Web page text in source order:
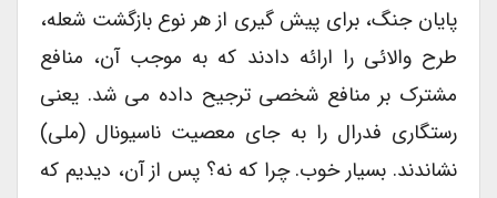
پایان جنگ، برای پیش گیری از هر نوع بازگشت شعله،
طرح والائی را ارائه دادند که به موجب آن، منافع
مشترک بر منافع شخصی ترجیح داده می شد. یعنی
رستگاری فدرال را به جای معصیت ناسیونال (ملی)
نشاندند. بسیار خوب. چرا که نه؟ پس از آن، دیدیم که